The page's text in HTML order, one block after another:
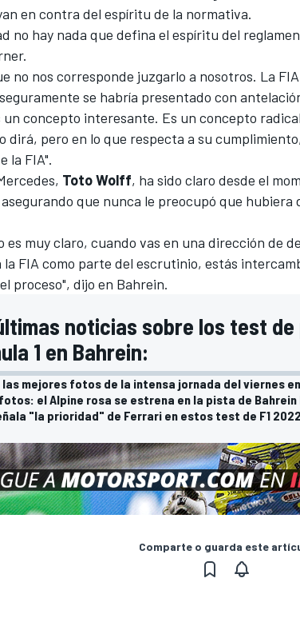
en contra del espíritu de la normativa.
no hay nada que defina el espíritu del
no nos corresponde juzgarlo a nosotros. La
se habría presentado con
un concepto interesante. Es un concepto
dirá, pero en lo que respecta a su
la FIA".
Toto Wolff, ha sido claro desde el
que nunca le preocupó que hubiera
es muy claro, cuando vas en una dirección de
la FIA como parte del escrutinio, estás
proceso", dijo en Bahrein.
noticias sobre los test
1 en Bahrein:
las mejores fotos de la intensa jornada del viernes
el Alpine rosa se estrena en la pista de Bahrein
"la prioridad" de Ferrari en estos test de F1 2022
Comparte o guarda este